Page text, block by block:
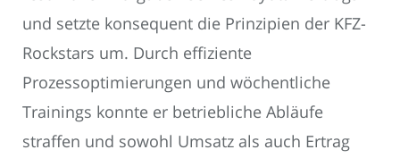
und setzte konsequent die Prinzipien der KFZ-
Rockstars um. Durch effiziente
Prozessoptimierungen und wöchentliche
Trainings konnte er betriebliche Abläufe
straffen und sowohl Umsatz als auch Ertrag